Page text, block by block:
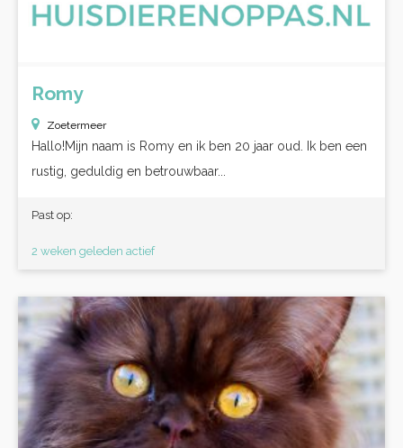
Romy
Zoetermeer
Hallo!Mijn naam is Romy en ik ben 20 jaar oud. Ik ben een
rustig, geduldig en betrouwbaar...
Past op:
2 weken geleden actief